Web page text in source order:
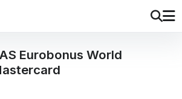
Eurobonus World